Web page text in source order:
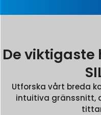
De
Utforska vårt breda
intuitiva gränssnitt,